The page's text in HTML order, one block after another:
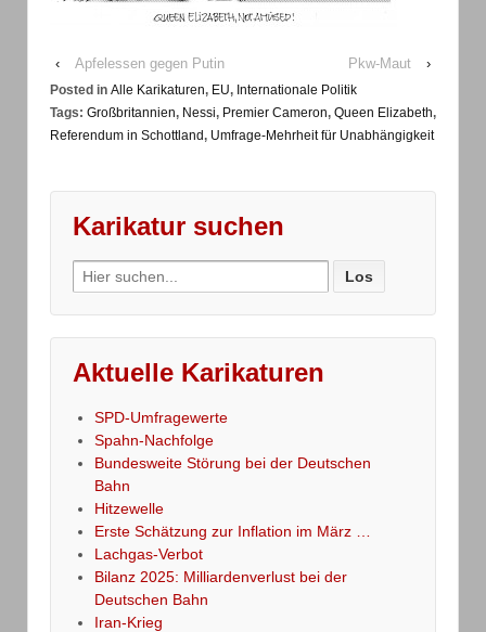
‹ Apfelessen gegen Putin Pkw-Maut ›
Posted in Alle Karikaturen, EU, Internationale Politik
Tags: Großbritannien, Nessi, Premier Cameron, Queen Elizabeth,
Referendum in Schottland, Umfrage-Mehrheit für Unabhängigkeit
Karikatur suchen
Search
for:
Aktuelle Karikaturen
SPD-Umfragewerte
Spahn-Nachfolge
Bundesweite Störung bei der Deutschen
Bahn
Hitzewelle
Erste Schätzung zur Inflation im März …
Lachgas-Verbot
Bilanz 2025: Milliardenverlust bei der
Deutschen Bahn
Iran-Krieg